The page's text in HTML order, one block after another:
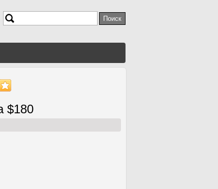
Поиск
$180